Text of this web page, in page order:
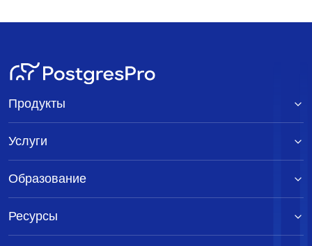
Продукты
Услуги
Образование
Ресурсы